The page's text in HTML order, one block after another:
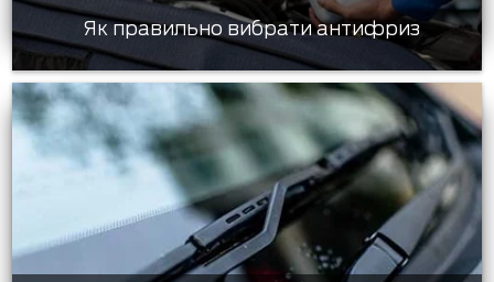
Як правильно вибрати антифриз